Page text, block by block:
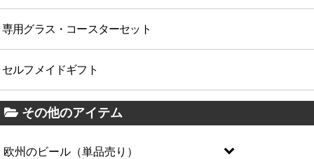
専用グラス・コースターセット
セルフメイドギフト
その他のアイテム
欧州のビール（単品売り）